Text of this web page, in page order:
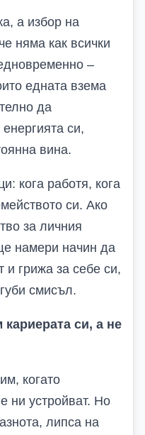
а избор на
няма как всички
–
едната взема
да
си,
вина.
кога работя, кога
си. Ако
за личния
намери начин да
и грижа за себе си,
смисъл.
си, а не
когато
ни устройват. Но
липса на